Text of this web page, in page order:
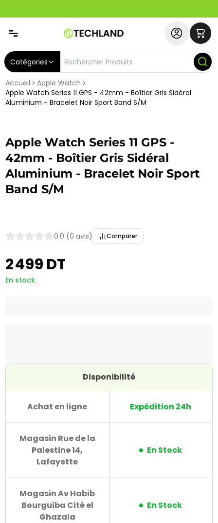
Catégories
Accueil
Apple Watch
Apple Watch Series 11 GPS - 42mm - Boîtier Gris Sidéral
Aluminium - Bracelet Noir Sport Band S/M
Apple Watch Series 11 GPS -
42mm - Boîtier Gris Sidéral
Aluminium - Bracelet Noir Sport
Band S/M
0.0 (0 avis) Comparer
2 499 DT
En stock
Disponibilité
Achat en ligne Expédition 24h
Magasin Rue de la
Palestine 14,
Lafayette
En Stock
Magasin Av Habib
Bourguiba Cité el
Ghazala
En Stock